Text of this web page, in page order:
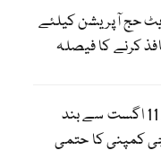
حج آپریشن کیلئے
کرنے کا فیصلہ
میٹرو بس سروس 11 اگست سے بند
کمپنی کا حتمی